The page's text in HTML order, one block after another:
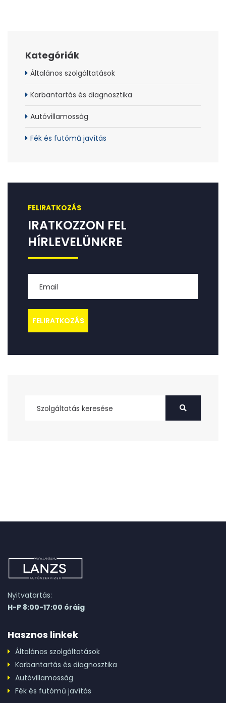
Kategóriák
Általános szolgáltatások
Karbantartás és diagnosztika
Autóvillamosság
Fék és futómű javítás
FELIRATKOZÁS
IRATKOZZON FEL
HÍRLEVELÜNKRE
Nyitvatartás:
H-P 8:00-17:00 óráig
Hasznos linkek
Általános szolgáltatások
Karbantartás és diagnosztika
Autóvillamosság
Fék és futómű javítás